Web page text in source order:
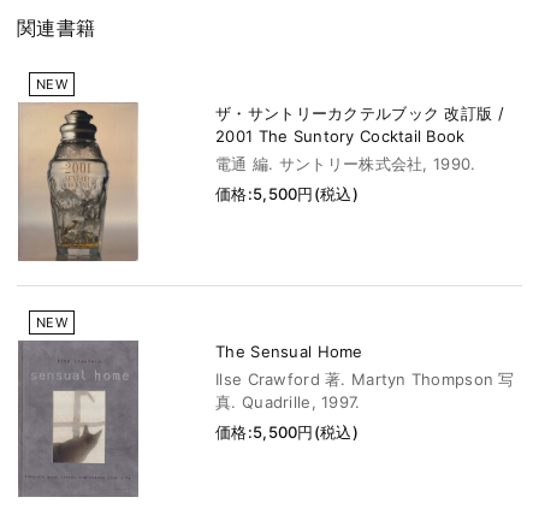
関連書籍
NEW
ザ・サントリーカクテルブック 改訂版 /
2001 The Suntory Cocktail Book
電通 編. サントリー株式会社, 1990.
価格:5,500円(税込)
NEW
The Sensual Home
Ilse Crawford 著. Martyn Thompson 写
真. Quadrille, 1997.
価格:5,500円(税込)